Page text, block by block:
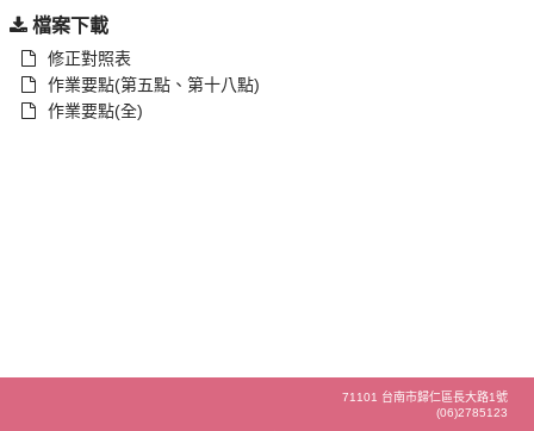
檔案下載
修正對照表
作業要點(第五點、第十八點)
作業要點(全)
71101 台南市歸仁區長大路1號
(06)2785123